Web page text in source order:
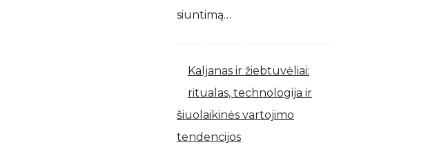
siuntimą…
Kaljanas ir žiebtuvėliai:
ritualas, technologija ir
šiuolaikinės vartojimo
tendencijos